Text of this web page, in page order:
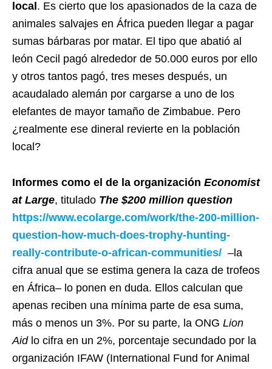
local . Es cierto que los apasionados de la caza de
animales salvajes en África pueden llegar a pagar
sumas bárbaras por matar. El tipo que abatió al
león Cecil pagó alrededor de 50.000 euros por ello
y otros tantos pagó, tres meses después, un
acaudalado alemán por cargarse a uno de los
elefantes de mayor tamaño de Zimbabue. Pero
¿realmente ese dineral revierte en la población
local?
Informes como el de la organización Economist
at Large, titulado The $200 million question
https://www.ecolarge.com/work/the-200-million-
question-how-much-does-trophy-hunting-
really-contribute-o-african-communities/ –la
cifra anual que se estima genera la caza de trofeos
en África– lo ponen en duda. Ellos calculan que
apenas reciben una mínima parte de esa suma,
más o menos un 3%. Por su parte, la ONG Lion
Aidlo cifra en un 2%, porcentaje secundado por la
organización IFAW (International Fund for Animal